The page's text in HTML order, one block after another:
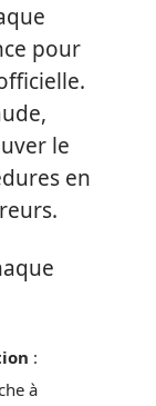
pour
le
en
:
à